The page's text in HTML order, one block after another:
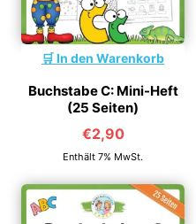
In den Warenkorb
Buchstabe C: Mini-Heft
(25 Seiten)
€2,90
Enthält 7% MwSt.